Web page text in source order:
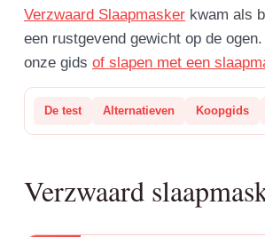
Verzwaard Slaapmasker kwam als
een rustgevend gewicht op de
onze gids of slapen met een
De test Alternatieven Koopgids
Verzwaard